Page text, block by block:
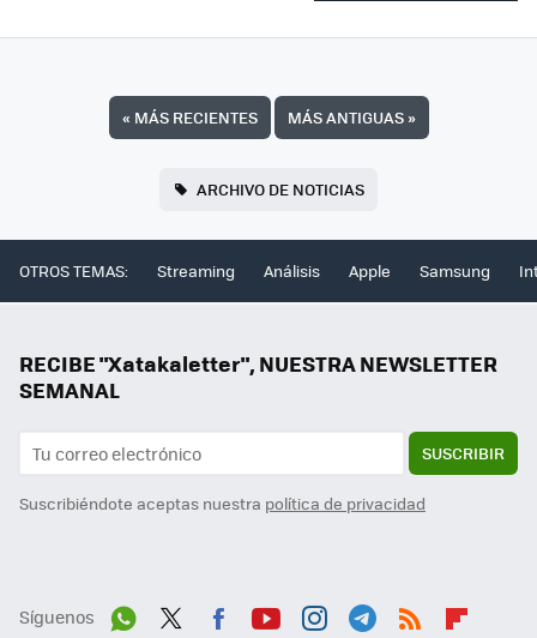
« MÁS RECIENTES MÁS ANTIGUAS»
ARCHIVO DE NOTICIAS
OTROS TEMAS: Streaming Análisis Apple Samsung
RECIBE "Xatakaletter", NUESTRA NEWSLETTER
SEMANAL
SUSCRIBIR
Suscribiéndote aceptas nuestra política de privacidad
Síguenos